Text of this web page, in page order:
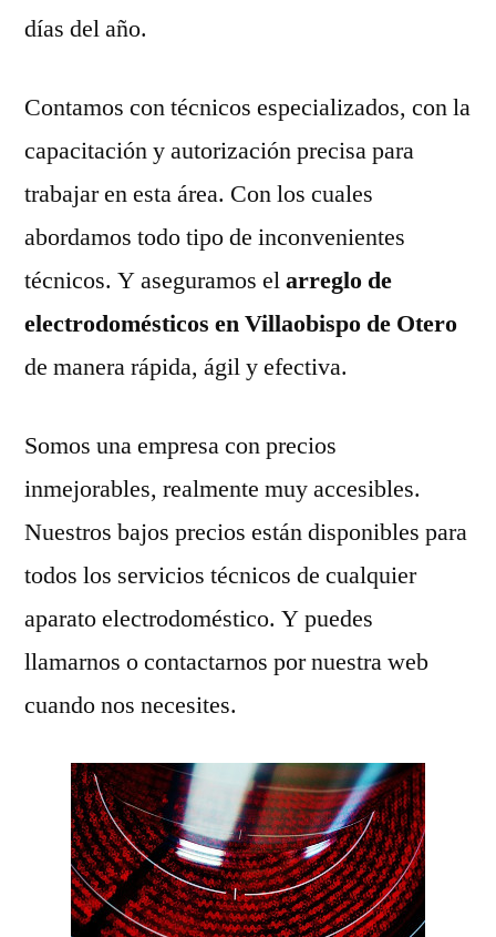
días del año.
Contamos con técnicos especializados, con la
capacitación y autorización precisa para
trabajar en esta área. Con los cuales
abordamos todo tipo de inconvenientes
técnicos. Y aseguramos elarreglo de
electrodomésticos en Villaobispo de Otero
de manera rápida, ágil y efectiva.
Somos una empresa con precios
inmejorables, realmente muy accesibles.
Nuestros bajos precios están disponibles para
todos los servicios técnicos de cualquier
aparato electrodoméstico. Y puedes
llamarnos o contactarnos por nuestra web
cuando nos necesites.